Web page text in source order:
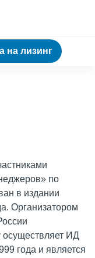
на лизинг
по
в издании
Организатором
осуществляет ИД
года и является